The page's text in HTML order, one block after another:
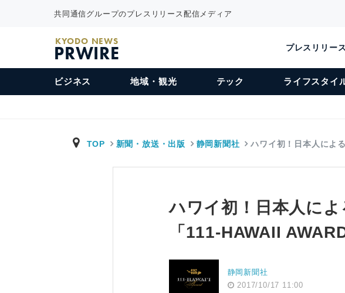
共同通信グループのプレスリリース配信メディア
KYODO NEWS
PRWIRE プレスリリー
ビジネス 地域・観光 テック ライフスタイ
TOP 新聞・放送・出版 静岡新聞社 ハワイ初！日本人によ
ハワイ初！日本人に
「111-HAWAII
静岡新聞社
2017/10/17 11:00